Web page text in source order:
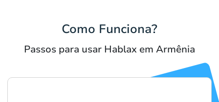
Como Funciona?
Passos para usar Hablax em Armênia